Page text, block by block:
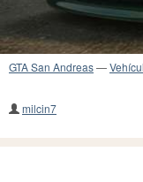
GTA San Andreas—
milcin7